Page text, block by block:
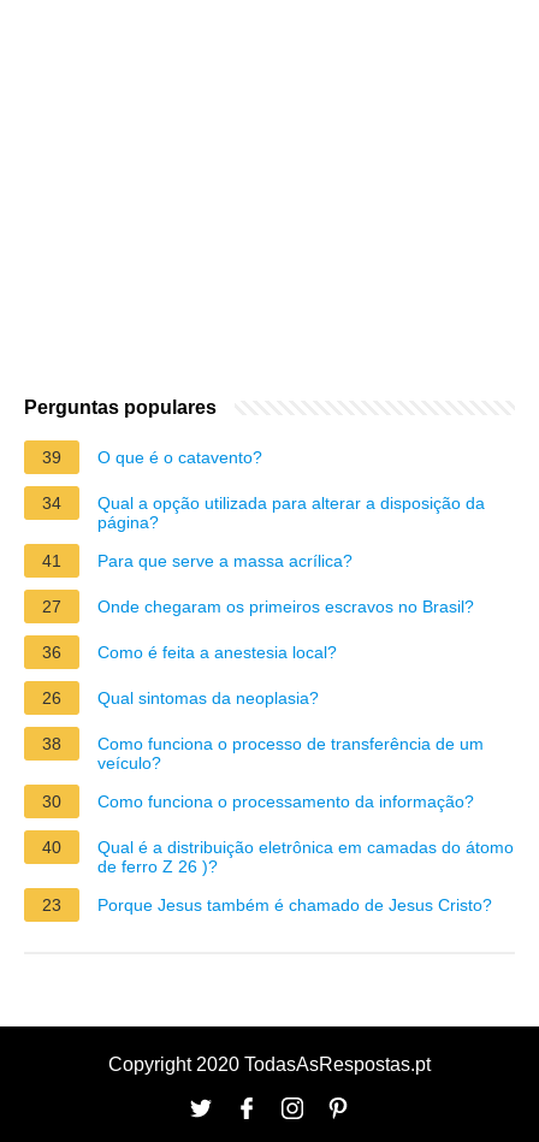
Perguntas populares
39 O que é o catavento?
34
Qual a opção utilizada para alterar a disposição da
página?
41
Para que serve a massa acrílica?
27 Onde chegaram os primeiros escravos no Brasil?
36 Como é feita a anestesia local?
26 Qual sintomas da neoplasia?
38
Como funciona o processo de transferência de um
veículo?
30
Como funciona o processamento da informação?
40
Qual é a distribuição eletrônica em camadas do átomo
de ferro Z 26 )?
23
Porque Jesus também é chamado de Jesus Cristo?
Copyright 2020 TodasAsRespostas.pt